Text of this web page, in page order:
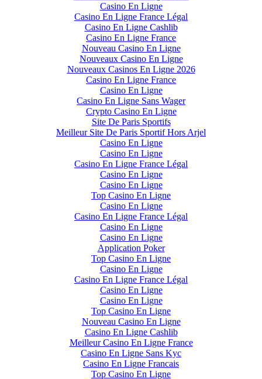
Casino En Ligne
Casino En Ligne France Légal
Casino En Ligne Cashlib
Casino En Ligne France
Nouveau Casino En Ligne
Nouveaux Casino En Ligne
Nouveaux Casinos En Ligne 2026
Casino En Ligne France
Casino En Ligne
Casino En Ligne Sans Wager
Crypto Casino En Ligne
Site De Paris Sportifs
Meilleur Site De Paris Sportif Hors Arjel
Casino En Ligne
Casino En Ligne
Casino En Ligne France Légal
Casino En Ligne
Casino En Ligne
Top Casino En Ligne
Casino En Ligne
Casino En Ligne France Légal
Casino En Ligne
Casino En Ligne
Application Poker
Top Casino En Ligne
Casino En Ligne
Casino En Ligne France Légal
Casino En Ligne
Casino En Ligne
Top Casino En Ligne
Nouveau Casino En Ligne
Casino En Ligne Cashlib
Meilleur Casino En Ligne France
Casino En Ligne Sans Kyc
Casino En Ligne Francais
Top Casino En Ligne